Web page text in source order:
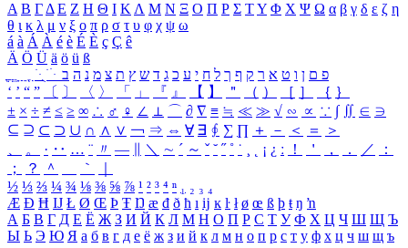
Α Β ΓΔ Ε Ζ Η Θ Ι ΚΛ Μ Ν Ξ Ο Π Ρ Σ ΤΥ Φ Χ Ψ Ω α β γ δ ε ζ η
θ ι κ λ μ ν ξ ο π ρ σ τ υ φ χ ψ ω
á à Á À é è É È ç Ç ê
Ä Ö Ü ä ö ü ß
ִֶֹ ֻּ ׁׂ פ ם ן ו ט א ר ק ף ך ל ח י ע כ ג ד ש ץ ת צ מ נ ה ב
‘ ’ “ ” 〔 〕 〈 〉 「 」 『 』 【 】 ＂ （ ） ［ ］ ｛ ｝
± × ÷ ≠ ≤ ≥ ∞ ∴ ♂ ♀ ∠ ⊥ ⌒ ∂ ∇ ≡ ≒ ≪ ≫ √ ∽ ∝ ∵ ∫ ∬ ∈ ∋
⊆ ⊇ ⊂ ⊃ ∪ ∩ ∧ ∨ ￢ ⇒ ⇔ ∀ ∃ ∮ ∑ ∏ ＋ － ＜ ＝
＞
、
。 · ‥ … ¨ 〃 ― ＼ ∼ ´ ～ ˇ ˘ ˝ ˚ ˙ ¸ ¡ ¿ ː ！ ＇ ， ． ／
：
；
？ ＾ ｀
½ ⅓ ⅔ ¼ ¾ ⅛ ⅜ ⅝ ⅞ ¹ ² ³ ⁴ ⁿ ₁ ₂ ₃ ₄
Æ Ð Ħ Ĳ Ł Ø Œ Þ Ŧ Ŋ æ đ ð ħ ı ĳ ĸ ŀ ł ø œ ß þ ŧ ŋ ŉ
А Б В Г Д Е Ё Ж З И Й К Л М Н О П Р С Т У Ф Х Ц Ч Ш Щ Ъ
Ы Ь Э Ю Я а б в г д е ё ж з и й к л м н о п р с т у ф х ц ч ш щ ъ